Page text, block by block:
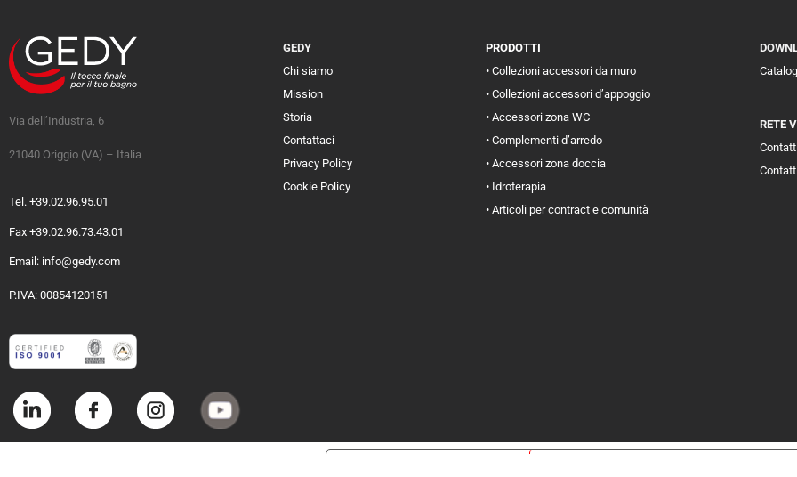
Via dell’Industria, 6
21040 Origgio (VA) – Italia
Tel. +39.02.96.95.01
Fax +39.02.96.73.43.01
Email: info@gedy.com
P.IVA: 00854120151
GEDY
Chi siamo
Mission
Storia
Contattaci
Privacy Policy
Cookie Policy
PRODOTTI
• Collezioni accessori da muro
• Collezioni accessori d’appoggio
• Accessori zona WC
• Complementi d’arredo
• Accessori zona doccia
• Idroterapia
• Articoli per contract e comunità
RETE